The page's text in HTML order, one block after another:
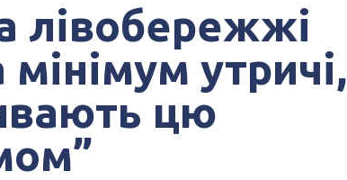
лівобережжі
утричі,
цю